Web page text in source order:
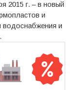
2015 г. – в новый
и
водоснабжения и